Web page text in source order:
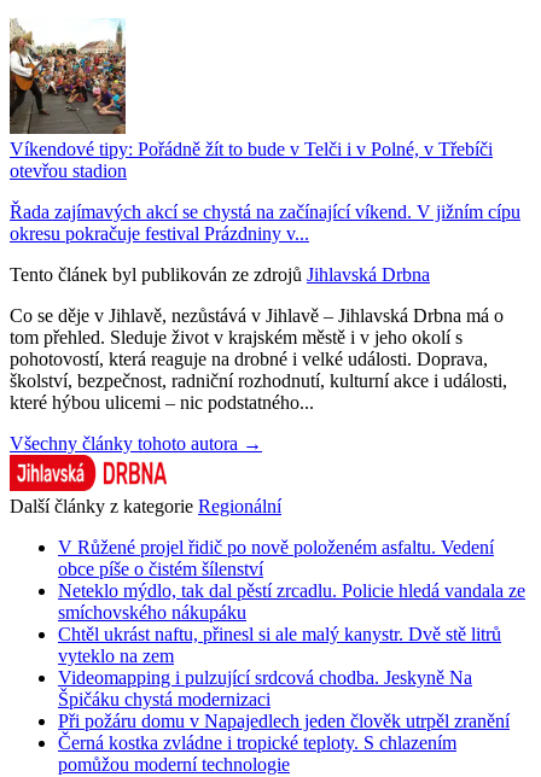
Víkendové tipy: Pořádně žít to bude v Telči i v Polné, v Třebíči
otevřou stadion
Řada zajímavých akcí se chystá na začínající víkend. V jižním cípu
okresu pokračuje festival Prázdniny v...
Tento článek byl publikován ze zdrojů Jihlavská Drbna
Co se děje v Jihlavě, nezůstává v Jihlavě – Jihlavská Drbna má o
tom přehled. Sleduje život v krajském městě i v jeho okolí s
pohotovostí, která reaguje na drobné i velké události. Doprava,
školství, bezpečnost, radniční rozhodnutí, kulturní akce i události,
které hýbou ulicemi – nic podstatného...
Všechny články tohoto autora →
Další články z kategorie Regionální
V Růžené projel řidič po nově položeném asfaltu. Vedení
obce píše o čistém šílenství
Neteklo mýdlo, tak dal pěstí zrcadlu. Policie hledá vandala ze
smíchovského nákupáku
Chtěl ukrást naftu, přinesl si ale malý kanystr. Dvě stě litrů
vyteklo na zem
Videomapping i pulzující srdcová chodba. Jeskyně Na
Špičáku chystá modernizaci
Při požáru domu v Napajedlech jeden člověk utrpěl zranění
Černá kostka zvládne i tropické teploty. S chlazením
pomůžou moderní technologie